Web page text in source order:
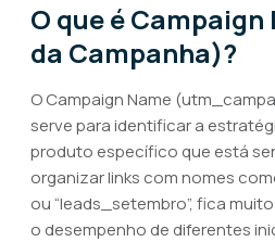
O que é
da Campanha)?
O Campaign Name
serve para identificar a
produto específico que está
organizar links com nomes
ou “leads_setembro”, fica
o desempenho de diferentes